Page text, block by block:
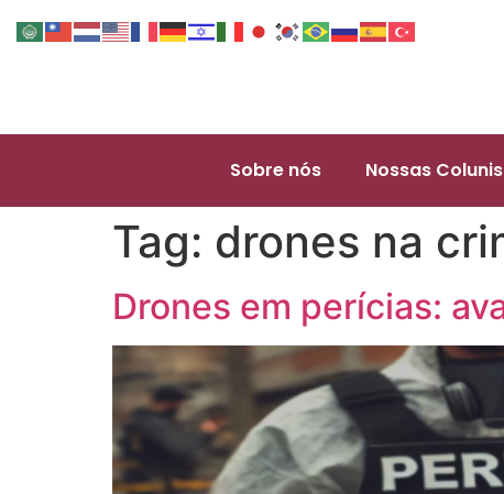
Sobre nós Nossas
Tag: drones na
Drones em perícias: